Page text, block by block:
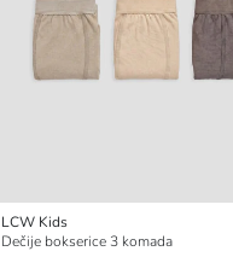
LCW Kids
Dečije bokserice 3 komada